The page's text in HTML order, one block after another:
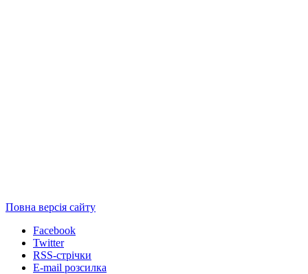
Повна версія сайту
Facebook
Twitter
RSS-стрічки
E-mail розсилка